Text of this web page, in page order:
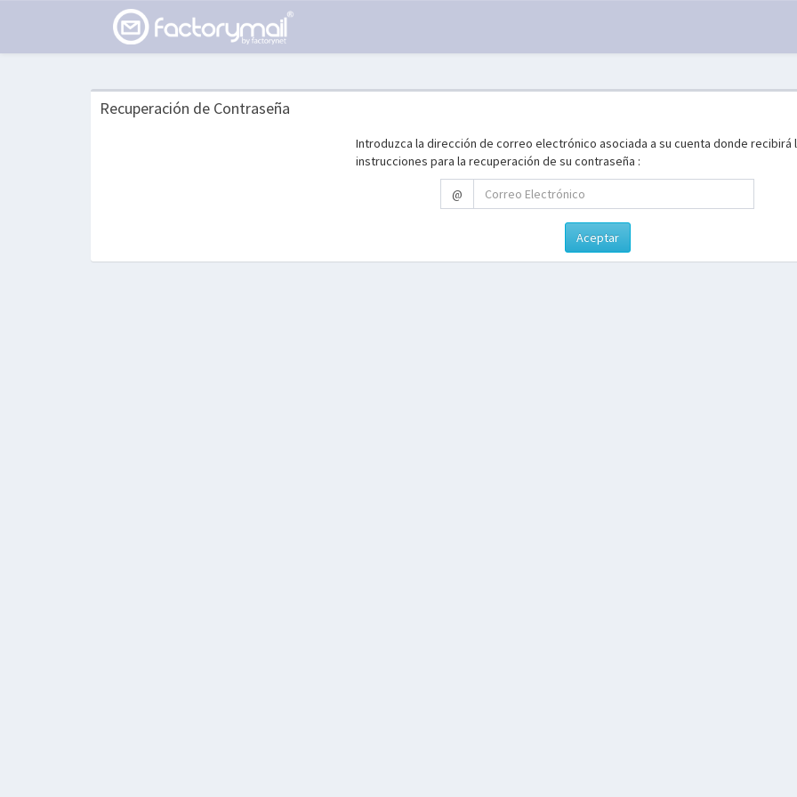
Recuperación de Contraseña
Introduzca la dirección de correo electrónico asociada a su cuenta donde recibirá
instrucciones para la recuperación de su contraseña :
@
Aceptar